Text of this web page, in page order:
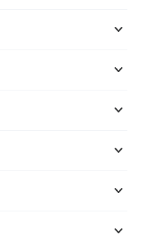
keyboard_arrow_down
keyboard_arrow_down
keyboard_arrow_down
keyboard_arrow_down
keyboard_arrow_down